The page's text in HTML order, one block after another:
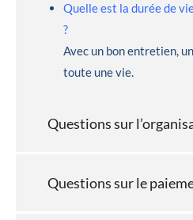
Quelle est la durée de
?
Avec un bon entretien,
toute une vie.
Questions sur
Questions sur le